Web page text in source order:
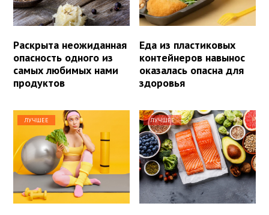
Раскрыта неожиданная
опасность одного из
самых любимых нами
продуктов
Еда из пластиковых
контейнеров навынос
оказалась опасна для
здоровья
ЛУЧШЕЕ ЛУЧШЕЕ